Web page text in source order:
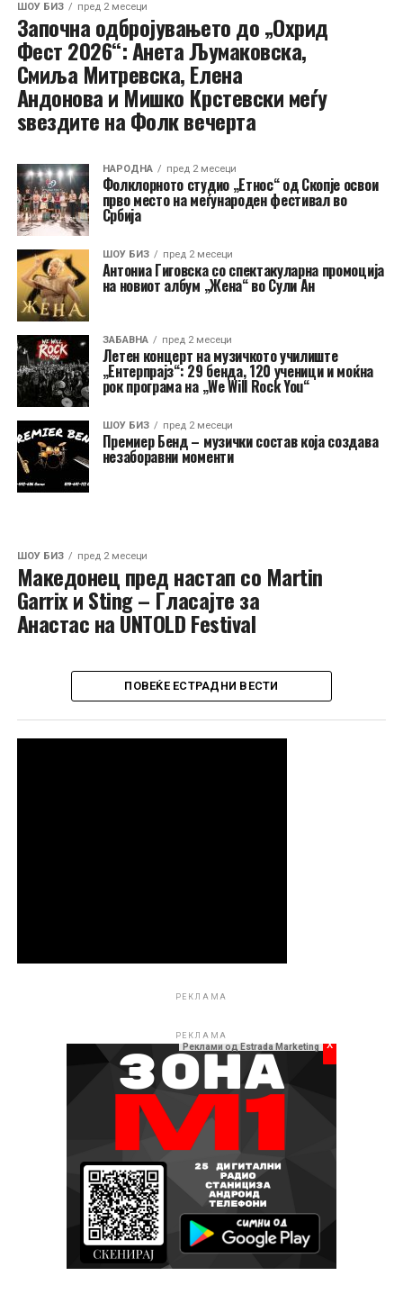
ШОУ БИЗ пред 2 месеци
Започна одбројувањето до „Охрид
Фест 2026“: Анета Љумаковска,
Смиља Митревска, Елена
Андонова и Мишко Крстевски меѓу
ѕвездите на Фолк вечерта
НАРОДНА пред 2 месеци
Фолклорното студио „Етнос“ од Скопје освои
прво место на меѓународен фестивал во
Србија
ШОУ БИЗ пред 2 месеци
Антониа Гиговска со спектакуларна промоција
на новиот албум „Жена“ во Сули Ан
ЗАБАВНА пред 2 месеци
Летен концерт на музичкото училиште
„Ентерпрајз“: 29 бенда, 120 ученици и моќна
рок програма на „We Will Rock You“
ШОУ БИЗ пред 2 месеци
Премиер Бенд – музички состав која создава
незаборавни моменти
ШОУ БИЗ пред 2 месеци
Македонец пред настап со Martin
Garrix и Sting – Гласајте за
Анастас на UNTOLD Festival
ПОВЕЌЕ ЕСТРАДНИ ВЕСТИ
РЕКЛАМА
РЕКЛАМА
Реклами од Estrada Marketing x